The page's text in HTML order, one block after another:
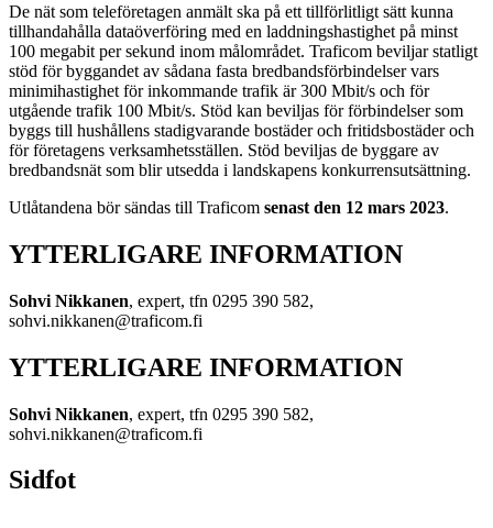
De nät som teleföretagen anmält ska på ett tillförlitligt sätt kunna
tillhandahålla dataöverföring med en laddningshastighet på minst
100 megabit per sekund inom målområdet. Traficom beviljar statligt
stöd för byggandet av sådana fasta bredbandsförbindelser vars
minimihastighet för inkommande trafik är 300 Mbit/s och för
utgående trafik 100 Mbit/s. Stöd kan beviljas för förbindelser som
byggs till hushållens stadigvarande bostäder och fritidsbostäder och
för företagens verksamhetsställen. Stöd beviljas de byggare av
bredbandsnät som blir utsedda i landskapens konkurrensutsättning.
Utlåtandena bör sändas till Traficom senast den 12 mars 2023.
YTTERLIGARE INFORMATION
Sohvi Nikkanen, expert, tfn 0295 390 582,
sohvi.nikkanen@traficom.fi
YTTERLIGARE INFORMATION
Sohvi Nikkanen, expert, tfn 0295 390 582,
sohvi.nikkanen@traficom.fi
Sidfot